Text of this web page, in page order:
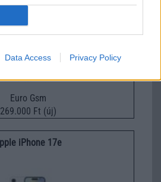
Data Access Privacy Policy
Euro Gsm
269.000 Ft (új)
iPhone 17e